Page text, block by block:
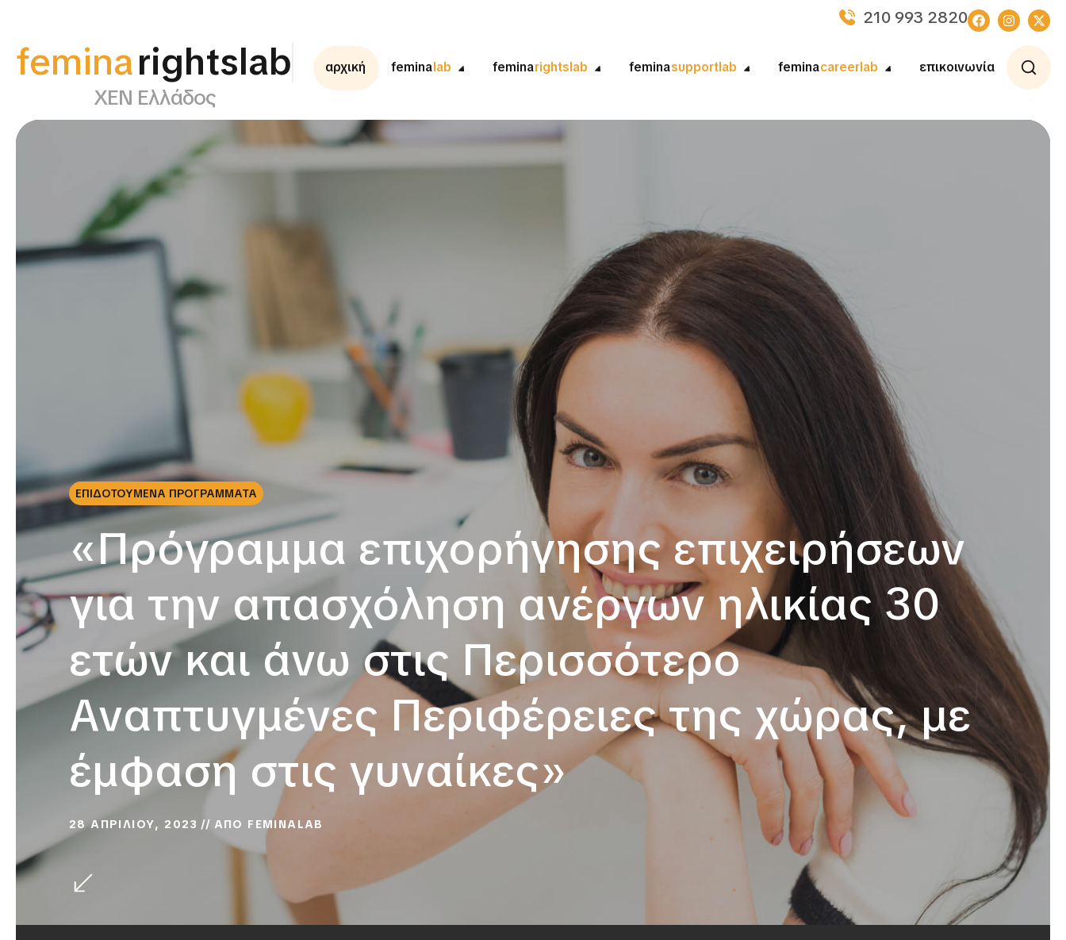
210 993 2820
feminarightslab
ΧΕΝ Ελλάδος
αρχική feminalab feminarightslab feminasupportlab feminacareerlab επικοινωνία
ΕΠΙΔΟΤΟΥΜΕΝΑ ΠΡΟΓΡΑΜΜΑΤΑ
«Πρόγραμμα επιχορήγησης επιχειρήσεων
για την απασχόληση ανέργων ηλικίας 30
ετών και άνω στις Περισσότερο
Αναπτυγμένες Περιφέρειες της χώρας, με
έμφαση στις γυναίκες»
28 ΑΠΡΙΛΙΟΥ, 2023 ΑΠΟ FEMINALAB